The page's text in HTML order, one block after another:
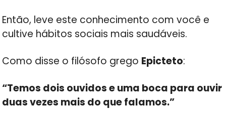
Então, leve este conhecimento com você e
cultive hábitos sociais mais saudáveis.
Como disse o filósofo grego Epicteto:
“Temos dois ouvidos e uma boca para ouvir
duas vezes mais do que falamos.”